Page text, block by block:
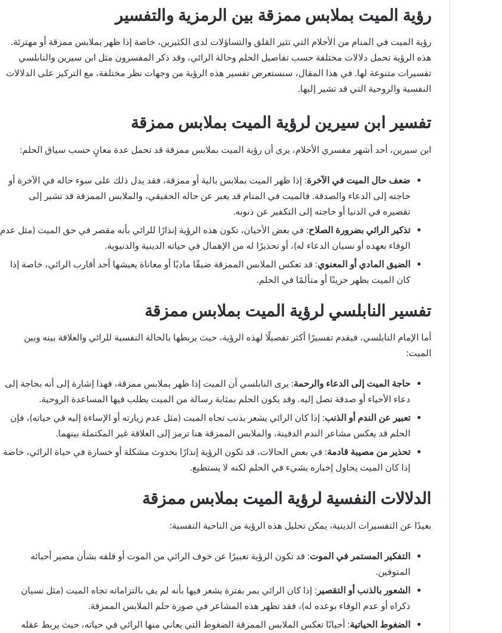
رؤية الميت بملابس ممزقة بين الرمزية والتفسير
رؤية الميت في المنام من الأحلام التي تثير القلق والتساؤلات لدى الكثيرين، خاصة إذا ظهر بملابس ممزقة أو مهترئة.
هذه الرؤية تحمل دلالات مختلفة حسب تفاصيل الحلم وحالة الرائي، وقد ذكر المفسرون مثل ابن سيرين والنابلسي
تفسيرات متنوعة لها. في هذا المقال، سنستعرض تفسير هذه الرؤية من وجهات نظر مختلفة، مع التركيز على الدلالات
النفسية والروحية التي قد تشير إليها.
تفسير ابن سيرين لرؤية الميت بملابس ممزقة
ابن سيرين، أحد أشهر مفسري الأحلام، يرى أن رؤية الميت بملابس ممزقة قد تحمل عدة معانٍ حسب سياق الحلم:
ضعف حال الميت في الآخرة: إذا ظهر الميت بملابس بالية أو ممزقة، فقد يدل ذلك على سوء حاله في الآخرة أو
حاجته إلى الدعاء والصدقة. فالميت في المنام قد يعبر عن حاله الحقيقي، والملابس الممزقة قد تشير إلى
تقصيره في الدنيا أو حاجته إلى التكفير عن ذنوبه.
تذكير الرائي بضرورة الصلاح: في بعض الأحيان، تكون هذه الرؤية إنذارًا للرائي بأنه مقصر في حق الميت (مثل عدم
الوفاء بعهده أو نسيان الدعاء له)، أو تحذيرًا له من الإهمال في حياته الدينية والدنيوية.
الضيق المادي أو المعنوي: قد تعكس الملابس الممزقة ضيقًا ماديًا أو معاناة يعيشها أحد أقارب الرائي، خاصة إذا
كان الميت يظهر حزينًا أو متألمًا في الحلم.
تفسير النابلسي لرؤية الميت بملابس ممزقة
أما الإمام النابلسي، فيقدم تفسيرًا أكثر تفصيلًا لهذه الرؤية، حيث يربطها بالحالة النفسية للرائي والعلاقة بينه وبين
الميت:
حاجة الميت إلى الدعاء والرحمة: يرى النابلسي أن الميت إذا ظهر بملابس ممزقة، فهذا إشارة إلى أنه بحاجة إلى
دعاء الأحياء أو صدقة تصل إليه. وقد يكون الحلم بمثابة رسالة من الميت يطلب فيها المساعدة الروحية.
تعبير عن الندم أو الذنب: إذا كان الرائي يشعر بذنب تجاه الميت (مثل عدم زيارته أو الإساءة إليه في حياته)، فإن
الحلم قد يعكس مشاعر الندم الدفينة، والملابس الممزقة هنا ترمز إلى العلاقة غير المكتملة بينهما.
تحذير من مصيبة قادمة: في بعض الحالات، قد تكون الرؤية إنذارًا بحدوث مشكلة أو خسارة في حياة الرائي، خاصة
إذا كان الميت يحاول إخباره بشيء في الحلم لكنه لا يستطيع.
الدلالات النفسية لرؤية الميت بملابس ممزقة
بعيدًا عن التفسيرات الدينية، يمكن تحليل هذه الرؤية من الناحية النفسية:
التفكير المستمر في الموت: قد تكون الرؤية تعبيرًا عن خوف الرائي من الموت أو قلقه بشأن مصير أحبائه
المتوفين.
الشعور بالذنب أو التقصير : إذا كان الرائي يمر بفترة يشعر فيها بأنه لم يفِ بالتزاماته تجاه الميت (مثل نسيان
ذكراه أو عدم الوفاء بوعده له)، فقد تظهر هذه المشاعر في صورة حلم الملابس الممزقة.
الضغوط الحياتية: أحيانًا تعكس الملابس الممزقة الضغوط التي يعاني منها الرائي في حياته، حيث يربط عقله
رؤية
الحمام
المنام:
دلالات
وتفسيرات
سيرين
والنابلسي
رؤية الحمام المتسخ بالبراز في المنام: دلالات
وتفسيرات ابن سيرين والنابلسي
خروج
شي
المنام
للمتزوجة
خروج شي من الدبر في المنام للمتزوجة